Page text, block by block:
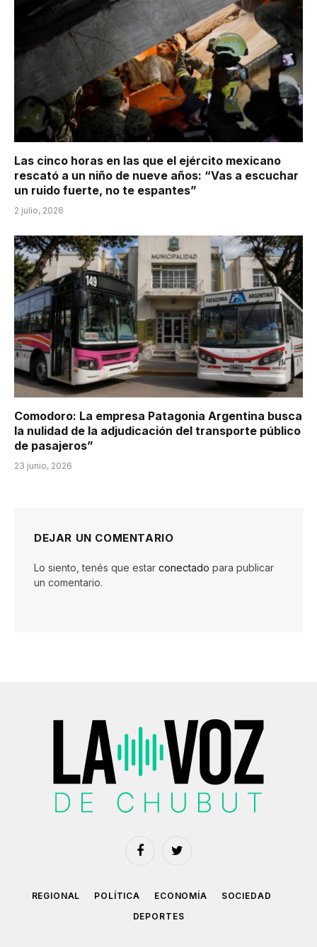
Las cinco horas en las que el ejército mexicano
rescató a un niño de nueve años: “Vas a escuchar
un ruido fuerte, no te espantes”
2 julio, 2026
Comodoro: La empresa Patagonia Argentina busca
la nulidad de la adjudicación del transporte público
de pasajeros”
23 junio, 2026
DEJAR UN COMENTARIO
Lo siento, tenés que estar conectado para publicar
un comentario.
FacebookTwitter
REGIONAL POLÍTICA ECONOMÍA
SOCIEDAD
DEPORTES